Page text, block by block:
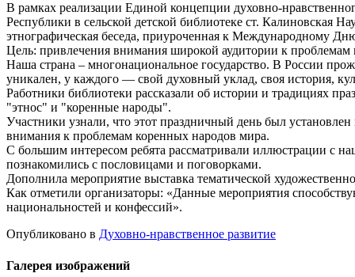
В рамках реализации Единой концепции духовно-
Республики в сельской детской библиотеке ст. Калиновская
этнографическая беседа, приуроченная к Международному
Цель: привлечения внимания широкой аудитории к
Наша страна – многонациональное государство. В России
уникален, у каждого — свой духовный уклад, своя история,
Работники библиотеки рассказали об истории и традициях
"этнос" и "коренные народы".
Участники узнали, что этот праздничный день был
внимания к проблемам коренных народов мира.
С большим интересом ребята рассматривали иллюстрации с
познакомились с пословицами и поговорками.
Дополнила мероприятие выставка тематической
Как отметили организаторы: «Данные мероприятия
национальностей и конфессий».
Опубликовано в Духовно-нравственное развитие
Галерея изображений